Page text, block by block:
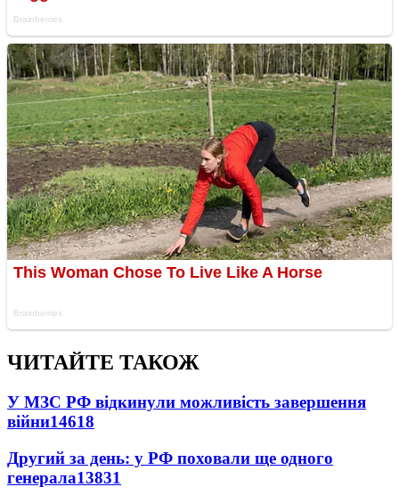
ЧИТАЙТЕ ТАКОЖ
У МЗС РФ відкинули можливість завершення
війни14618
Другий за день: у РФ поховали ще одного
генерала13831